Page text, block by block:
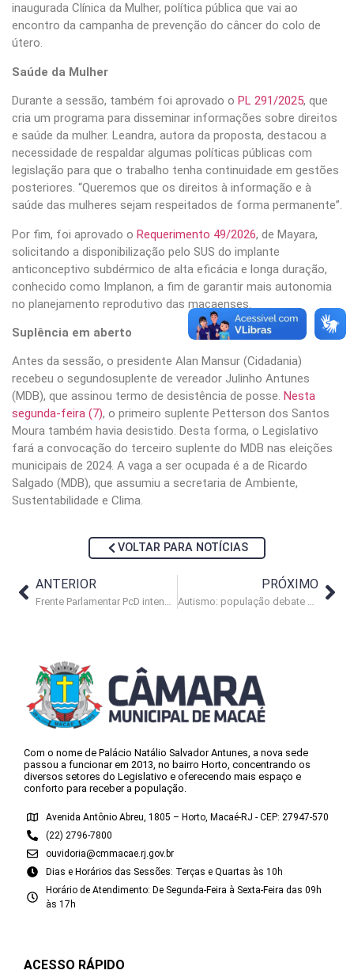
inaugurada Clínica da Mulher, política pública que vai ao
encontro da campanha de prevenção do câncer do colo de
útero.
Saúde da Mulher
Durante a sessão, também foi aprovado o PL 291/2025, que
cria um programa para disseminar informações sobre direitos
e saúde da mulher. Leandra, autora da proposta, destacou a
necessidade de respaldar algumas políticas públicas com
legislação para que o trabalho tenha continuidade em gestões
posteriores. “Queremos que os direitos à informação e à
saúde das mulheres sejam respeitados de forma permanente”.
Por fim, foi aprovado o Requerimento 49/2026, de Mayara,
solicitando a disponibilização pelo SUS do implante
anticonceptivo subdérmico de alta eficácia e longa duração,
conhecido como Implanon, a fim de garantir mais autonomia
no planejamento reprodutivo das macaenses.
Suplência em aberto
Antes da sessão, o presidente Alan Mansur (Cidadania)
recebeu o segundosuplente de vereador Julinho Antunes
(MDB), que assinou termo de desistência de posse. Nesta
segunda-feira (7), o primeiro suplente Petterson dos Santos
Moura também havia desistido. Desta forma, o Legislativo
fará a convocação do terceiro suplente do MDB nas eleições
municipais de 2024. A vaga a ser ocupada é a de Ricardo
Salgado (MDB), que assumiu a secretaria de Ambiente,
Sustentabilidade e Clima.
VOLTAR PARA NOTÍCIAS
ANTERIOR
Frente Parlamentar PcD intensifica cobrança por centro de referência
PRÓXIMO
Autismo: população debate ações e direitos na inclusão
Com o nome de Palácio Natálio Salvador Antunes, a nova sede
passou a funcionar em 2013, no bairro Horto, concentrando os
diversos setores do Legislativo e oferecendo mais espaço e
conforto para receber a população.
Avenida Antônio Abreu, 1805 – Horto, Macaé-RJ - CEP: 27947-570
(22) 2796-7800
ouvidoria@cmmacae.rj.gov.br
Dias e Horários das Sessões: Terças e Quartas às 10h
Horário de Atendimento: De Segunda-Feira à Sexta-Feira das 09h
às 17h
ACESSO RÁPIDO